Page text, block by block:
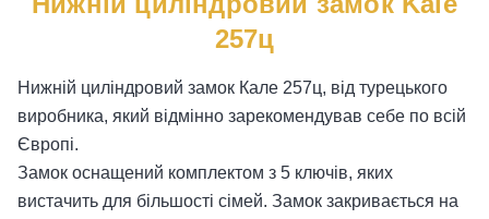
257ц
Нижній циліндровий замок Кале 257ц, від турецького
виробника, який відмінно зарекомендував себе по всій
Європі.
Замок оснащений комплектом з 5 ключів, яких
вистачить для більшості сімей. Замок закривається на